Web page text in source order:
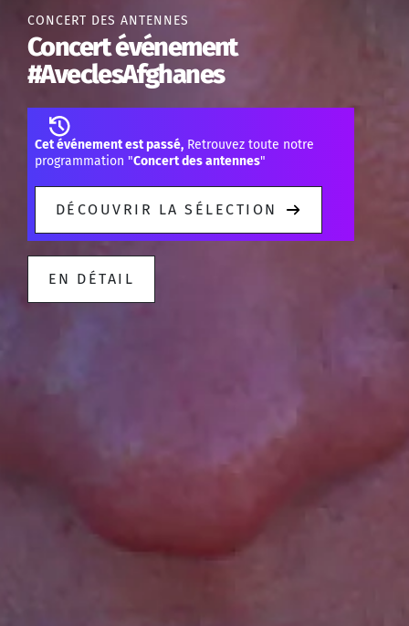
CONCERT DES ANTENNES
Concert événement
#AveclesAfghanes
Cet événement est passé, Retrouvez toute notre
programmation "Concert des antennes"
DÉCOUVRIR LA SÉLECTION
EN DÉTAIL